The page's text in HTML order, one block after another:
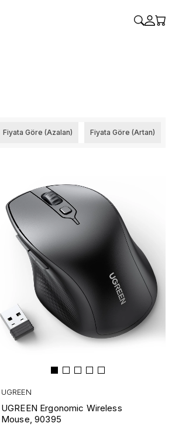
Fiyata Göre (Artan)
Fiyata Göre (Azalan)
UGREEN
UGREEN Ergonomic Wireless
Mouse, 90395